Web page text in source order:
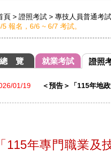
頁 > 證照考試 > 專技人員普通考試
5 報名，6/6 ~ 6/7 考試。
總 覽 就業考試 證照
01/19 ＜預告＞「115年地
「115年專門職業